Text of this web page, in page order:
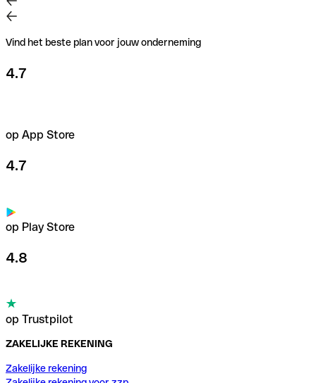
Vind het beste plan voor jouw onderneming
4.7
op App Store
4.7
op Play Store
4.8
op Trustpilot
ZAKELIJKE REKENING
Zakelijke rekening